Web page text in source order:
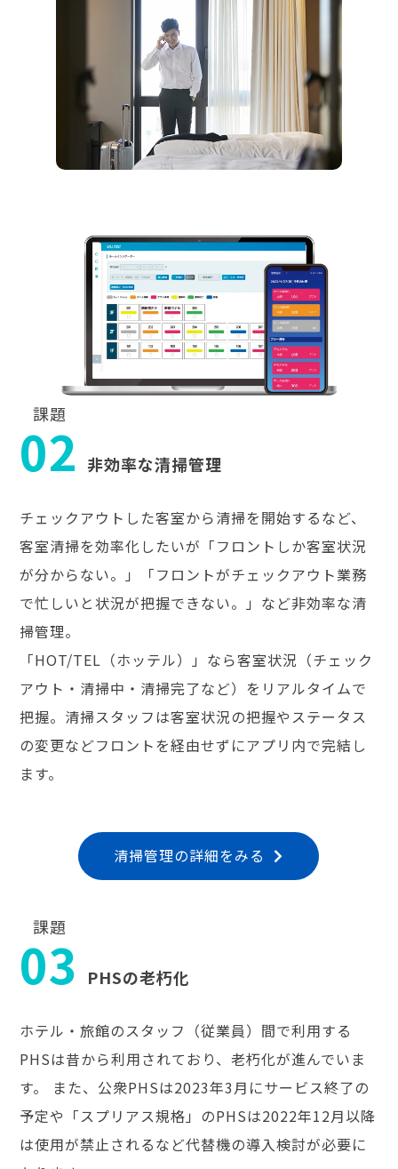
課題
02 非効率な清掃管理
チェックアウトした客室から清掃を開始するなど、
客室清掃を効率化したいが「フロントしか客室状況
が分からない。」「フロントがチェックアウト業務
で忙しいと状況が把握できない。」など非効率な清
掃管理。
「HOT/TEL（ホッテル）」なら客室状況（チェック
アウト・清掃中・清掃完了など）をリアルタイムで
把握。清掃スタッフは客室状況の把握やステータス
の変更などフロントを経由せずにアプリ内で完結し
ます。
清掃管理の詳細をみる
課題
03 PHSの老朽化
ホテル・旅館のスタッフ（従業員）間で利用する
PHSは昔から利用されており、老朽化が進んでいま
す。 また、公衆PHSは2023年3月にサービス終了の
予定や「スプリアス規格」のPHSは2022年12月以降
は使用が禁止されるなど代替機の導入検討が必要に